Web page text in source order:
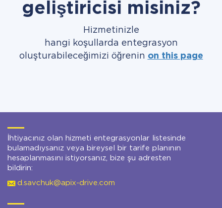
geliştiricisi misiniz?
Hizmetinizle
hangi koşullarda entegrasyon
oluşturabileceğimizi öğrenin on this page
İhtiyacınız olan hizmeti entegrasyonlar listesinde
bulamadıysanız veya bireysel bir tarife planının
hesaplanmasını istiyorsanız, bize şu adresten
bildirin:
d.savchuk@apix-drive.com